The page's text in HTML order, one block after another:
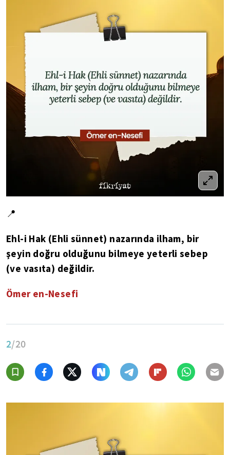
📍
Ehl-i Hak (Ehli sünnet) nazarında ilham, bir
şeyin doğru olduğunu bilmeye yeterli sebep
(ve vasıta) değildir.
Ömer en-Nesefi
2/20